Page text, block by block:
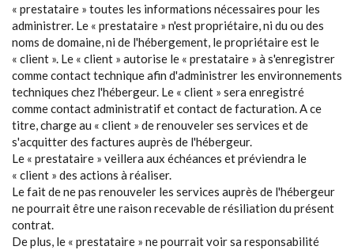
« prestataire » toutes les informations nécessaires pour les
administrer. Le « prestataire » n'est propriétaire, ni du ou des
noms de domaine, ni de l'hébergement, le propriétaire est le
« client ». Le « client » autorise le « prestataire » à s'enregistrer
comme contact technique afin d'administrer les environnements
techniques chez l'hébergeur. Le « client » sera enregistré
comme contact administratif et contact de facturation. A ce
titre, charge au « client » de renouveler ses services et de
s'acquitter des factures auprès de l'hébergeur.
Le « prestataire » veillera aux échéances et préviendra le
« client » des actions à réaliser.
Le fait de ne pas renouveler les services auprès de l'hébergeur
ne pourrait être une raison recevable de résiliation du présent
contrat.
De plus, le « prestataire » ne pourrait voir sa responsabilité